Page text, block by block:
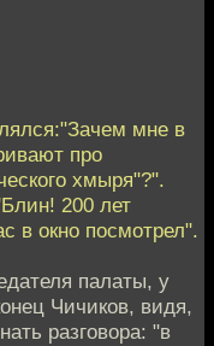
мне в
про
хмыря"?".
200 лет
в окно посмотрел".
палаты, у
Чичиков, видя,
разговора: "в